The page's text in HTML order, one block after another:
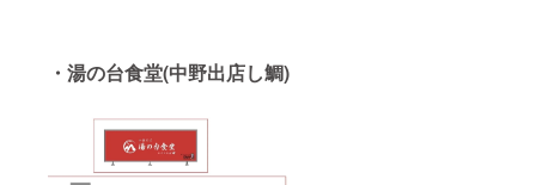
・湯の台食堂(中野出店し鯛)